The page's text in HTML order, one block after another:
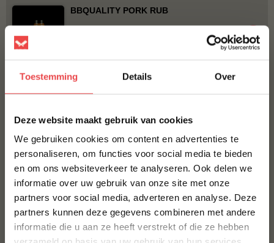
Toestemming Details Over
Deze website maakt gebruik van cookies
We gebruiken cookies om content en advertenties te
personaliseren, om functies voor social media te bieden
en om ons websiteverkeer te analyseren. Ook delen we
informatie over uw gebruik van onze site met onze
partners voor social media, adverteren en analyse. Deze
partners kunnen deze gegevens combineren met andere
informatie die u aan ze heeft verstrekt of die ze hebben
BBQUALITY PORK RUB
€ 9,95
Bestel alles
Jalapeño cheddar worst
Procureur
(24)
10% korting op je
eerste bestelling*
Schrijf je in voor onze nieuwsbrief en ontvang direct
10% korting op jouw eerste bestelling.
VOORNAAM